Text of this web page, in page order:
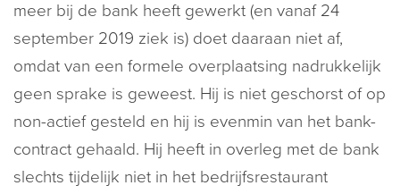
meer bij de bank heeft gewerkt (en vanaf 24
september 2019 ziek is) doet daaraan niet af,
omdat van een formele overplaatsing nadrukkelijk
geen sprake is geweest. Hij is niet geschorst of op
non-actief gesteld en hij is evenmin van het bank-
contract gehaald. Hij heeft in overleg met de bank
slechts tijdelijk niet in het bedrijfsrestaurant